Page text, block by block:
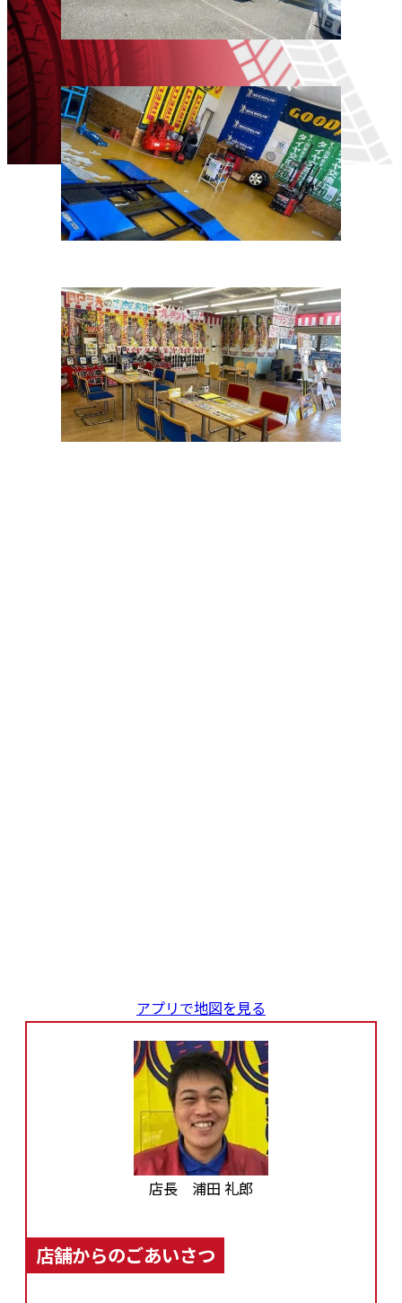
アプリで地図を見る
店長 浦田 礼郎
店舗からのごあいさつ